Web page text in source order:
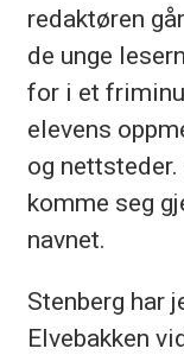
redaktøren
de unge
for i et
elevens
og nettsteder.
komme seg
navnet.
Stenberg har
Elvebakken